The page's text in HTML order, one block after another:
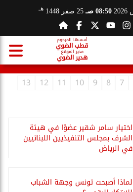
08:50 صـ 25 صفر 1448 هـ
أسسها المرحوم
قطب الضوي
مدير الموقع
هدير الضوي
7
8
9
10
11
12
13
اختيار سامر شقير عضوًا في هيئة
الشرف بمجلس التنفيذيين اللبنانيين
في الرياض
لماذا أصبحت تونس وجهة الشباب